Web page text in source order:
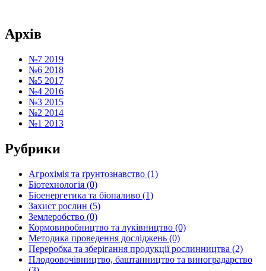
Архів
№7 2019
№6 2018
№5 2017
№4 2016
№3 2015
№2 2014
№1 2013
Рубрики
Агрохімія та ґрунтознавство (1)
Біотехнологія (0)
Біоенергетика та біопаливо (1)
Захист рослин (5)
Землеробство (0)
Кормовиробництво та луківництво (0)
Методика проведення досліджень (0)
Переробка та зберігання продукції рослинництва (2)
Плодоовочівництво, баштанництво та виноградарство